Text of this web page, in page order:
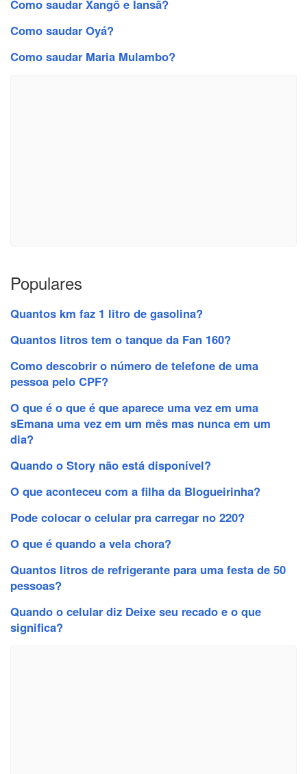
Como saudar Xangô e Iansã?
Como saudar Oyá?
Como saudar Maria Mulambo?
Populares
Quantos km faz 1 litro de gasolina?
Quantos litros tem o tanque da Fan 160?
Como descobrir o número de telefone de uma
pessoa pelo CPF?
O que é o que é que aparece uma vez em uma
sEmana uma vez em um mês mas nunca em um
dia?
Quando o Story não está disponível?
O que aconteceu com a filha da Blogueirinha?
Pode colocar o celular pra carregar no 220?
O que é quando a vela chora?
Quantos litros de refrigerante para uma festa de 50
pessoas?
Quando o celular diz Deixe seu recado e o que
significa?